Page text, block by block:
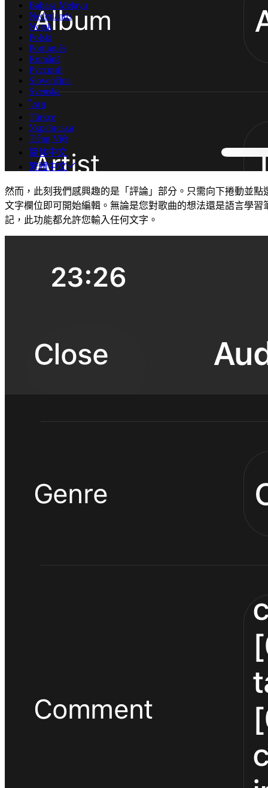
Bahasa Melayu
Nederlands
Norsk
Polski
Português
Română
Русский
Slovenčina
Svenska
ไทย
Türkçe
Українська
Tiếng Việt
简体中文
繁體中文
然而，此刻我們感興趣的是「評論」部分。只需向下捲動並點
文字欄位即可開始編輯。無論是您對歌曲的想法還是語言學習
記，此功能都允許您輸入任何文字。